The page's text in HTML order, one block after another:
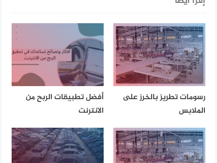
رسومات تطريز بالخرز على
الملابس
أفضل تطبيقات الربح من
الانترنت